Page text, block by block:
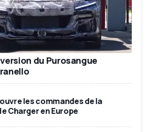
du Purosangue
les commandes de la
Charger en Europe